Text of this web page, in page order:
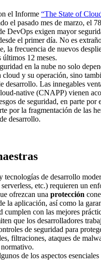
el Informe “The State of
el pasado mes de marzo, el
DevOps exigen mayor
el primer día. No es
la frecuencia de nuevos
12 meses.
en la nube no solo
cloud y su operación, sino
desarrollo. Las innegables
native (CNAPP) vienen
de seguridad, en parte por
por la fragmentación de las
desarrollo.
tecnologías de desarrollo
etc.) requieren un
ofrezcan una protección
la aplicación, así como la
cumplen con las mejores
que los desarrolladores
de seguridad para
filtraciones, ataques de
de los aspectos